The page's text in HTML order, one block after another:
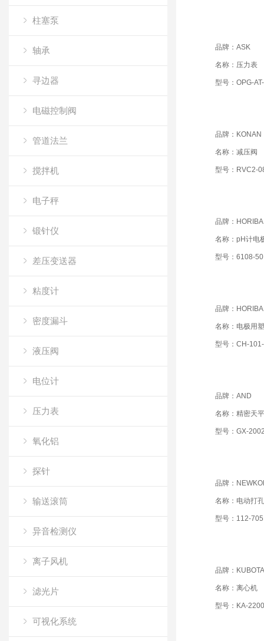
柱塞泵
轴承
寻边器
电磁控制阀
管道法兰
搅拌机
电子秤
锻针仪
差压变送器
粘度计
密度漏斗
液压阀
电位计
压力表
氧化铝
探针
输送滚筒
异音检测仪
离子风机
滤光片
可视化系统
品牌：ASK
名称：压力表
型号：OPG-
品牌：KONAN
名称：减压阀
型号：RVC2-
品牌：HORIBA
名称：pH计电
型号：6108-
品牌：HORIBA
名称：电极用
型号：CH-
品牌：AND
名称：精密天平
型号：GX-
品牌：
名称：电动打
型号：112-
品牌：KUBOTA
名称：离心机
型号：KA-2200